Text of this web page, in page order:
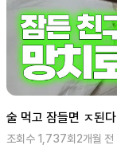
술 먹고 잠들면 ㅈ된다
조회수 1,737회 2개월 전